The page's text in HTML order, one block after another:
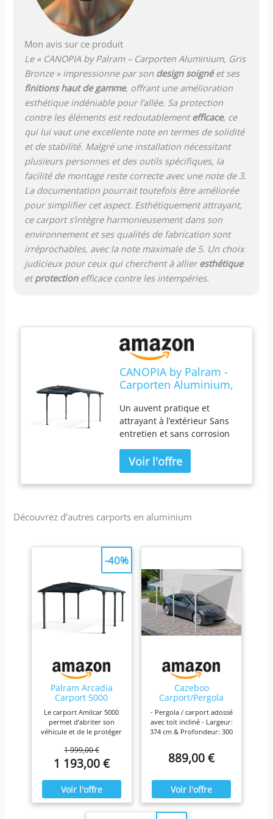
Mon avis sur ce produit
Le « CANOPIA by Palram – Carporten Aluminium, Gris
Bronze » impressionne par son design soignéet ses
finitions haut de gamme, offrant une amélioration
esthétique indéniable pour l’allée. Sa protection
contre les éléments est redoutablementefficace, ce
qui lui vaut une excellente note en termes de solidité
et de stabilité. Malgré une installation nécessitant
plusieurs personnes et des outils spécifiques, la
facilité de montage reste correcte avec une note de 3.
La documentation pourrait toutefois être améliorée
pour simplifier cet aspect. Esthétiquement attrayant,
ce carport s’intègre harmonieusement dans son
environnement et ses qualités de fabrication sont
irréprochables, avec la note maximale de 5. Un choix
judicieux pour ceux qui cherchent à allieresthétique
etprotectionefficace contre les intempéries.
CANOPIA by Palram -
Carporten Aluminium,
Un auvent pratique et
attrayant à l’extérieur Sans
entretien et sans corrosion
Construction en aluminium
durable et stable Charge de
neige extrême de 120 kg/m²
Possibilités d’application
Découvrez d’autres carports en aluminium
Palram Arcadia
Carport 5000
Polycarbonate Abri
de Voiture Gris, 18
m²
Le carport Amilcar 5000
permet d’abriter son
véhicule et de le protéger
sa structure robuste et
son toit ondulé en
polycarbonate. Cet abri
voiture, avec son toit en
polycarbonate traité anti-
UV laisse passer 70% de
1 999,00 €
1 193,00 €
-40%
Cazeboo
Carport/Pergola
adossée 12m² KLEO
4x3m Aluminium
Blanc
- Pergola / carport adossé
avec toit incliné - Largeur:
374 cm & Profondeur: 300
Toiture : Polycarbonate
visserie spécifique fournis
889,00 €